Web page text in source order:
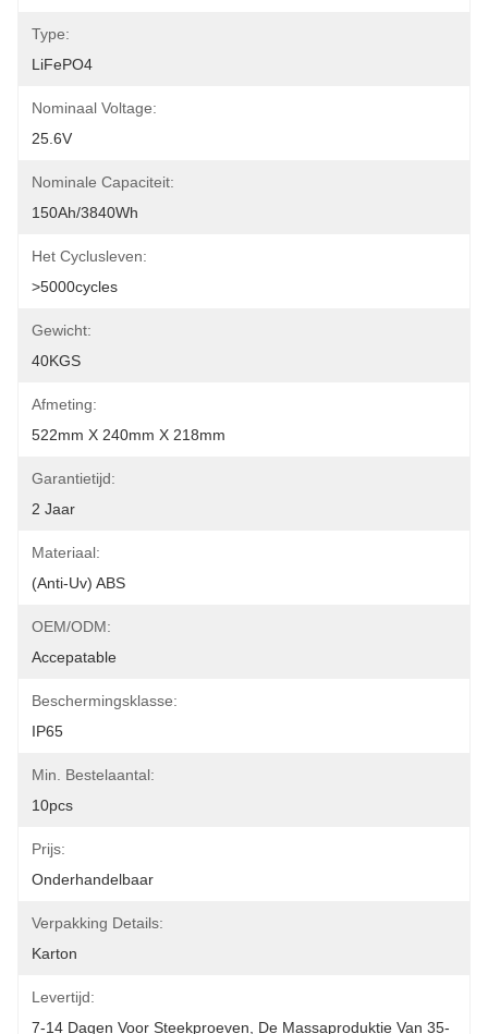
Type:
LiFePO4
Nominaal Voltage:
25.6V
Nominale Capaciteit:
150Ah/3840Wh
Het Cyclusleven:
>5000cycles
Gewicht:
40KGS
Afmeting:
522mm X 240mm X 218mm
Garantietijd:
2 Jaar
Materiaal:
(Anti-Uv) ABS
OEM/ODM:
Accepatable
Beschermingsklasse:
IP65
Min. Bestelaantal:
10pcs
Prijs:
Onderhandelbaar
Verpakking Details:
Karton
Levertijd:
7-14 Dagen Voor Steekproeven, De Massaproduktie Van 35-